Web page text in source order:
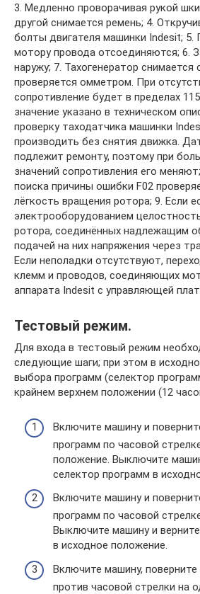
3. Медленно проворачивая рукой
другой снимается ремень; 4.
болты двигателя машинки Indesit; 5.
мотору провода отсоединяются; 6.
наружу; 7. Тахогенератор снимается
проверяется омметром. При
сопротивление будет в пределах
значение указано в техническом
проверку таходатчика машинки
производить без снятия движка.
подлежит ремонту, поэтому при
значений сопротивления его
поиска причины ошибки F02
лёгкость вращения ротора; 9. Если
электрооборудованием
ротора, соединённых надлежащим
подачей на них напряжения через
Если неполадки отсутствуют,
клемм и проводов, соединяющих
аппарата Indesit с управляющей
Тестовый режим.
Для входа в тестовый режим
следующие шаги; при этом в
выбора программ (селектор
крайнем верхнем положении (12
Включите машину и
программ по часовой
положение. Выключите
селектор программ в
Включите машину и
программ по часовой
Выключите машину и
в исходное положение.
Включите машину,
против часовой стрелки на